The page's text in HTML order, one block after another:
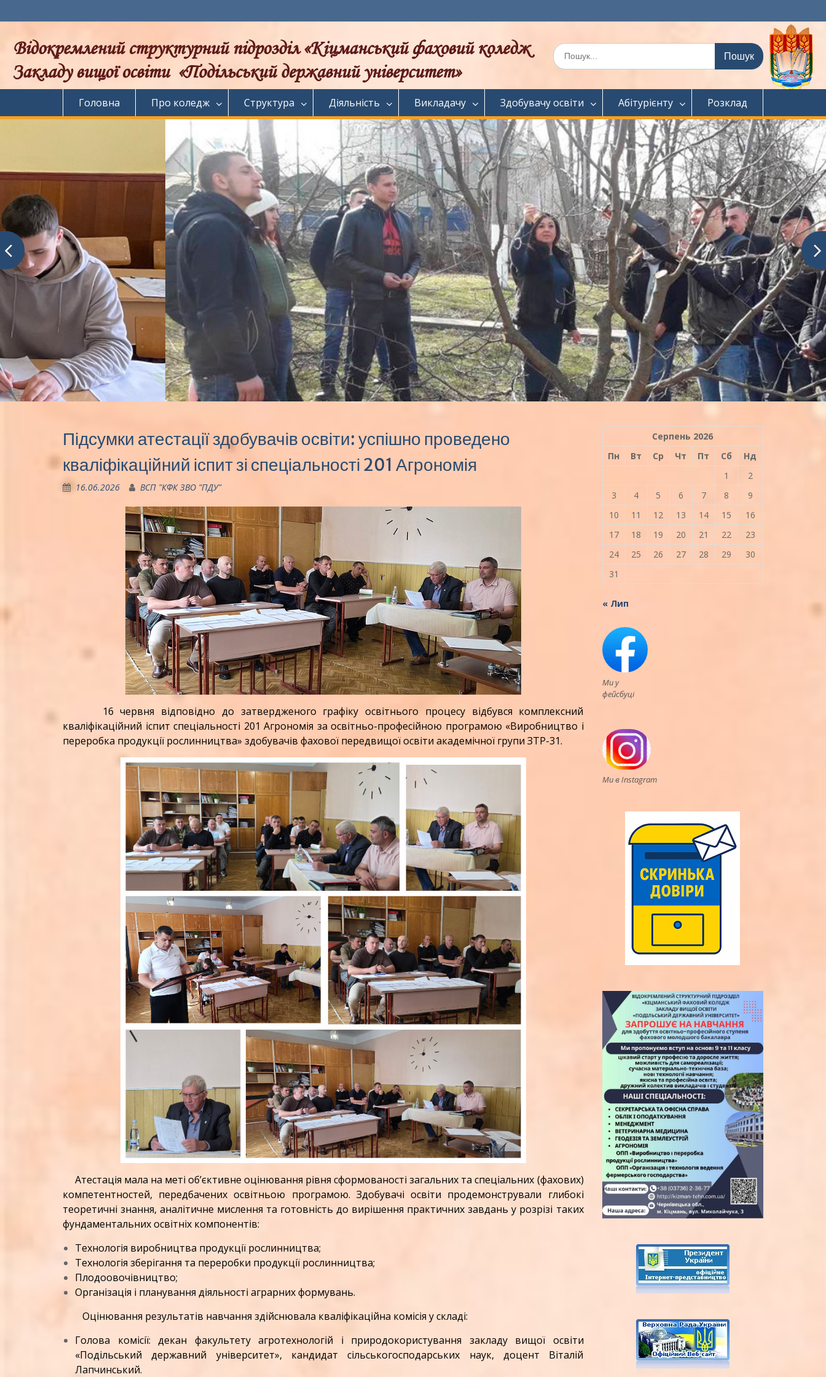
до
Шукати:
Головна Про коледж Структура Діяльність Викладачу Здобувачу освіти Абітурієнту Розклад
Підсумки атестації здобувачів освіти: успішно проведено
кваліфікаційний іспит зі спеціальності 201 Агрономія
16.06.2026 ВСП "КФК ЗВО "ПДУ"
16 червня відповідно до затвердженого графіку освітнього процесу відбувся комплексний
кваліфікаційний іспит спеціальності 201 Агрономія за освітньо-професійною програмою «Виробництво і
переробка продукції рослинництва» здобувачів фахової передвищої освіти академічної групи ЗТР-31.
Атестація мала на меті об’єктивне оцінювання рівня сформованості загальних та спеціальних (фахових)
компетентностей, передбачених освітньою програмою. Здобувачі освіти продемонстрували глибокі
теоретичні знання, аналітичне мислення та готовність до вирішення практичних завдань у розрізі таких
фундаментальних освітніх компонентів:
Технологія виробництва продукції рослинництва;
Технологія зберігання та переробки продукції рослинництва;
Плодоовочівництво;
Організація і планування діяльності аграрних формувань.
Оцінювання результатів навчання здійснювала кваліфікаційна комісія у складі:
Голова комісії: декан факультету агротехнологій і природокористування закладу вищої освіти
«Подільський державний університет», кандидат сільськогосподарських наук, доцент Віталій
Лапчинський.
Серпень 2026
Пн
Вт Ср Чт Пт Сб
Нд
1
2
3
4 5 6 7 8
9
10
11 12 13 14 15
16
17
18 19 20 21 22
23
24
25 26 27 28 29
30
31
« Лип
Ми у
фейсбуці
Ми в Instagram